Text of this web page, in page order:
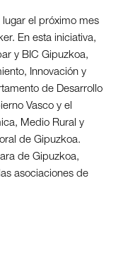
el próximo mes
En esta iniciativa,
y BIC Gipuzkoa,
Innovación y
de Desarrollo
Vasco y el
Medio Rural y
de Gipuzkoa.
de Gipuzkoa,
asociaciones de